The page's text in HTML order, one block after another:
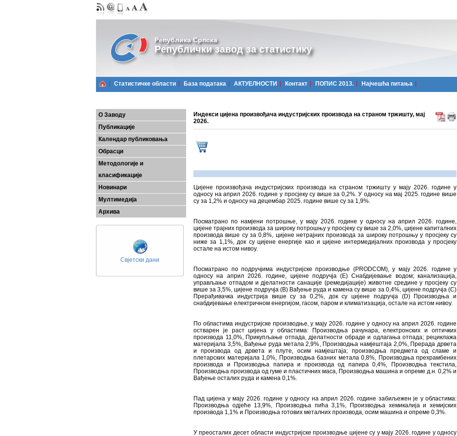
Република Српска
Републички завод за статистику
Статистичке области Базa података АКТУЕЛНОСТИ Контакт ПОПИС 2013. Најчешћa питања
О Заводу
Публикације
Календар публиковања
Обрасци
Методологије и
класификације
Новинари
Мултимедија
Архива
Свјетски дани
Индекси цијена произвођача индустријских производа на страном тржишту, мај
2026.
Цијенe произвођачa индустријских производа на страном тржишту у мају 2026. године у
односу на април 2026. године у просјеку су више за 0,2%. У односу на мај 2025. године више
су за 1,2% и односу на децембар 2025. године више су за 1,9%.
Посматрано по намјени потрошње, у мају 2026. године у односу на април 2026. године,
цијене трајних производа за широку потрошњу у просјеку су више за 2,0%, цијене капиталних
производа више су за 0,8%, цијене нетрајних производа за широку потрошњу у просјеку су
ниже за 1,1%, док су цијене енергије као и цијене интермедијалних производа у просјеку
остале на истом нивоу.
Посматрано по подручјима индустријске производње (PRODCOM), у мају 2026. године у
односу на април 2026. године, цијене подручја (Е) Снабдијевање водом; канализација,
управљање отпадом и дјелатности санације (ремедијације) животне средине у просјеку су
више за 3,5%, цијене подручја (B) Вађење руда и камена су више за 0,4%, цијене подручја (C)
Прерађивачка индустрија више су за 0,2%, док су цијене подручја (D) Производња и
снабдијевање електричном енергијом, гасом, паром и климатизација, остале на истом нивоу.
По областима индустријске производње, у мају 2026. године у односу на април 2026. године
остварен је раст цијена у областима: Производња рачунара, електронских и оптичких
производа 11,0%, Прикупљање отпада, дјелатности обраде и одлагања отпада; рециклажа
материјала 3,5%, Вађење руда метала 2,9%, Производња намјештаја 2,0%, Прерада дрвета
и производа од дрвета и плуте, осим намјештаја; производња предмета од сламе и
плетарских материјала 1,0%, Производња базних метала 0,8%, Производња прехрамбених
производа и Производња папира и производа од папира 0,4%, Производња текстила,
Производња производа од гуме и пластичних маса, Производња машина и опреме д.н. 0,2% и
Вађење осталих руда и камена 0,1%.
Пад цијена у мају 2026. године у односу на април 2026. године забиљежен је у областима:
Производња одјеће 13,9%, Производња пића 3,1%, Производња хемикалија и хемијских
производа 1,1% и Производња готових металних производа, осим машина и опреме 0,3%.
У преосталих десет области индустријске производње цијене су у мају 2026. године у односу